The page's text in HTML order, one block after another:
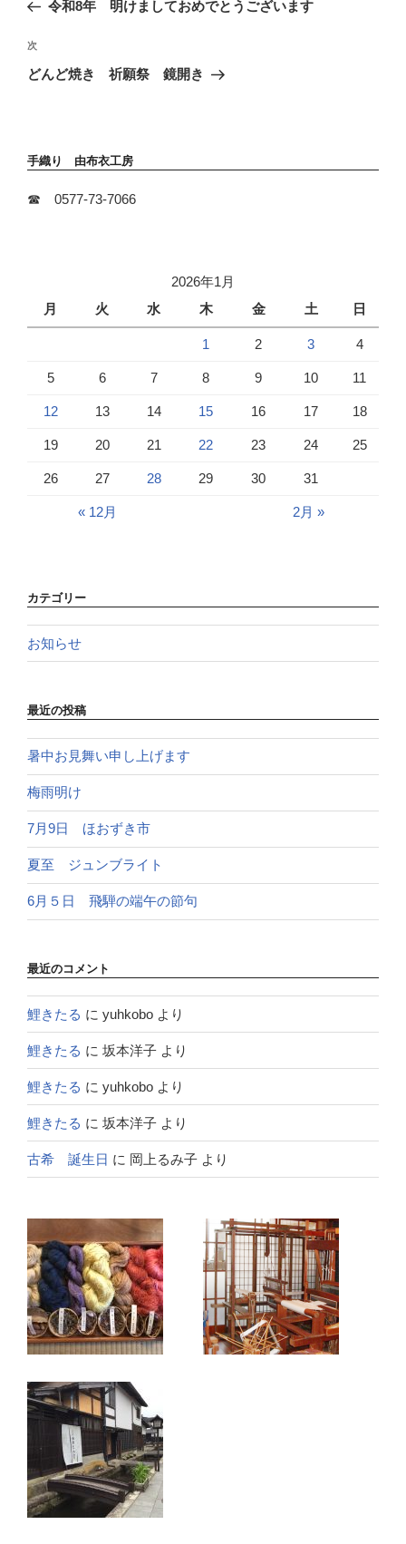
ナ
ゲ
ー
稿
令和8年 明けましておめでとうございます
次
の
次
どんど焼き 祈願祭 鏡開き
手織り 由布衣工房
☎ 0577-73-7066
2026年1月
月
火 水 木 金 土 日
1 2 3 4
5 6 7 8 9 10 11
12 13 14 15 16 17 18
19 20 21 22 23 24 25
26 27 28 29 30 31
« 12月 2月 »
カテゴリー
お知らせ
最近の投稿
暑中お見舞い申し上げます
梅雨明け
7月9日 ほおずき市
夏至 ジュンブライト
6月５日 飛騨の端午の節句
最近のコメント
鯉きたる に yuhkobo より
鯉きたる に 坂本洋子 より
鯉きたる に yuhkobo より
鯉きたる に 坂本洋子 より
古希 誕生日 に 岡上るみ子 より